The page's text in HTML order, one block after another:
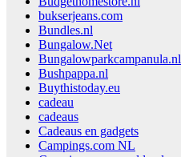
bukserjeans.com
Bundles.nl
Bungalow.Net
Bungalowparkcampanula.nl
Bushpappa.nl
Buythistoday.eu
cadeau
cadeaus
Cadeaus en gadgets
Campings.com NL